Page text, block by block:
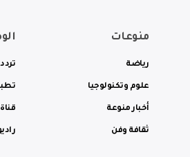
منوعات
رياضة
علوم وتكنولوجيا
أخبار منوعة
ثقافة وفن